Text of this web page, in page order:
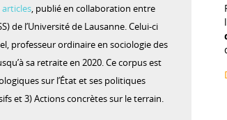
, publié en collaboration entre
de l’Université de Lausanne. Celui-ci
professeur ordinaire en sociologie des
sa retraite en 2020. Ce corpus est
sur l’État et ses politiques
et 3) Actions concrètes sur le terrain.